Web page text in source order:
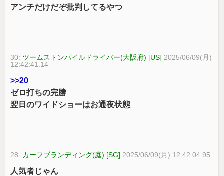
アンチだけだぞ批判してるやつ
30: ツームストンパイルドライバー(大阪府) [US] 2025/06/09(月)
12:42:41.14
>>20
ゼロ打ちの完勝
翌日のワイドショーはお通夜状態
28: カーフブランディング(庭) [SG] 2025/06/09(月) 12:42:04.95
人気者じゃん